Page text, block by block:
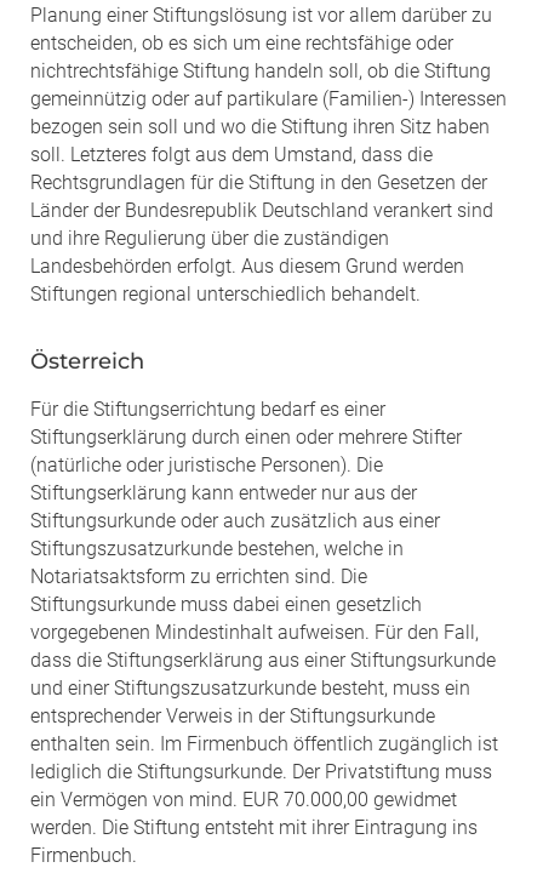
Planung einer Stiftungslösung ist vor allem darüber zu
entscheiden, ob es sich um eine rechtsfähige oder
nichtrechtsfähige Stiftung handeln soll, ob die Stiftung
gemeinnützig oder auf partikulare (Familien-) Interessen
bezogen sein soll und wo die Stiftung ihren Sitz haben
soll. Letzteres folgt aus dem Umstand, dass die
Rechtsgrundlagen für die Stiftung in den Gesetzen der
Länder der Bundesrepublik Deutschland verankert sind
und ihre Regulierung über die zuständigen
Landesbehörden erfolgt. Aus diesem Grund werden
Stiftungen regional unterschiedlich behandelt.
Österreich
Für die Stiftungserrichtung bedarf es einer
Stiftungserklärung durch einen oder mehrere Stifter
(natürliche oder juristische Personen). Die
Stiftungserklärung kann entweder nur aus der
Stiftungsurkunde oder auch zusätzlich aus einer
Stiftungszusatzurkunde bestehen, welche in
Notariatsaktsform zu errichten sind. Die
Stiftungsurkunde muss dabei einen gesetzlich
vorgegebenen Mindestinhalt aufweisen. Für den Fall,
dass die Stiftungserklärung aus einer Stiftungsurkunde
und einer Stiftungszusatzurkunde besteht, muss ein
entsprechender Verweis in der Stiftungsurkunde
enthalten sein. Im Firmenbuch öffentlich zugänglich ist
lediglich die Stiftungsurkunde. Der Privatstiftung muss
ein Vermögen von mind. EUR 70.000,00 gewidmet
werden. Die Stiftung entsteht mit ihrer Eintragung ins
Firmenbuch.